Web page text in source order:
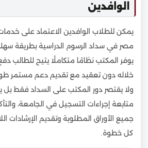
الوافدين
يمكن للطلاب الوافدين الاعتماد على
مصر في سداد الرسوم الدراسية بطريقة
يوفر المكتب نظامًا متكاملًا يتيح للطالب
خلاله دون تعقيد مع تقديم دعم مستمر
ولا يقتصر دور المكتب على السداد فقط بل
متابعة إجراءات التسجيل في الجامعة،
جميع الأوراق المطلوبة وتقديم الإرشادات
كل خطوة.